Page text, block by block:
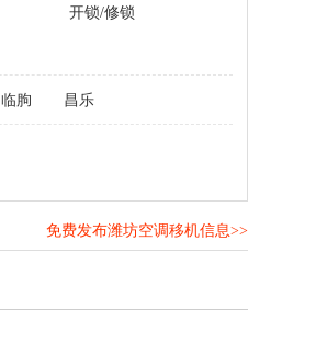
开锁/修锁
临朐 昌乐
免费发布潍坊空调移机信息>>